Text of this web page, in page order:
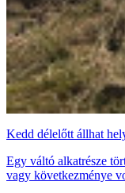
Kedd délelőtt állhat
Egy váltó alkatrésze
vagy következménye